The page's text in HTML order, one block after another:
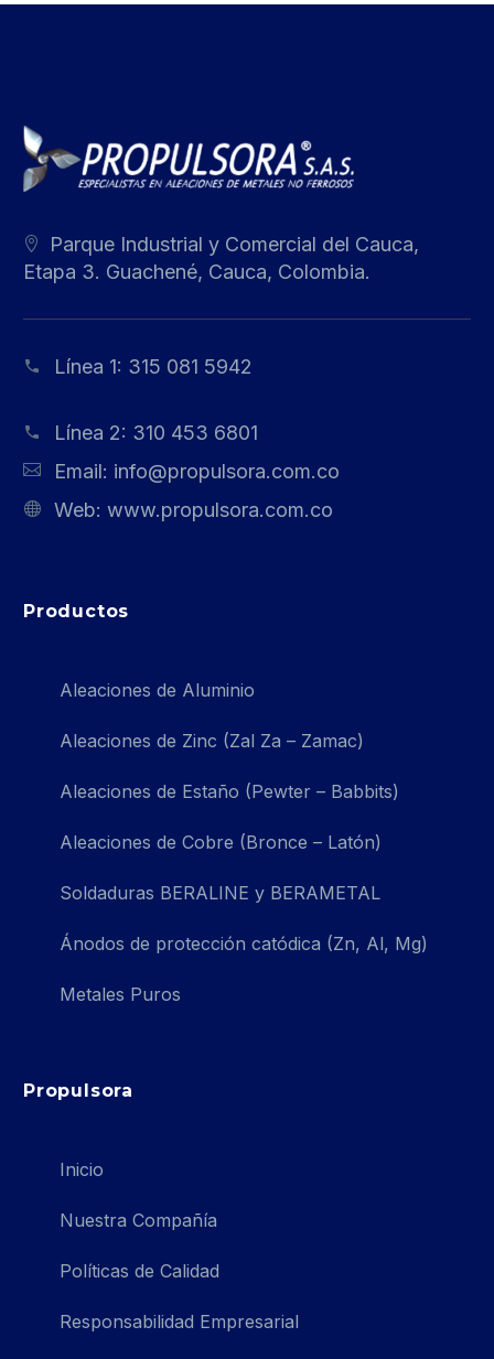
Parque Industrial y Comercial del Cauca,
Etapa 3. Guachené, Cauca, Colombia.
Línea 1: 315 081 5942
Línea 2: 310 453 6801
Email: info@propulsora.com.co
Web: www.propulsora.com.co
Productos
Aleaciones de Aluminio
Aleaciones de Zinc (Zal Za – Zamac)
Aleaciones de Estaño (Pewter – Babbits)
Aleaciones de Cobre (Bronce – Latón)
Soldaduras BERALINE y BERAMETAL
Ánodos de protección catódica (Zn, Al, Mg)
Metales Puros
Propulsora
Inicio
Nuestra Compañía
Políticas de Calidad
Responsabilidad Empresarial